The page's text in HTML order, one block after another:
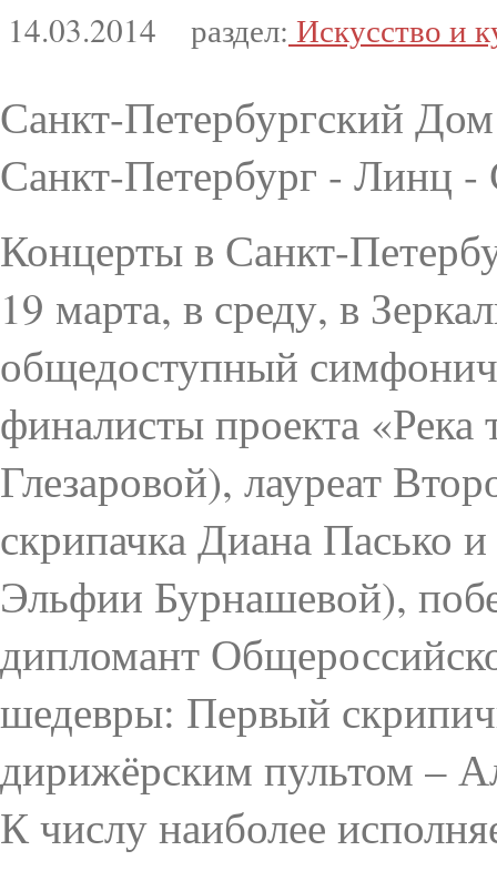
14.03.2014 раздел: Искусство и
Санкт-Петербургский
Санкт-Петербург - Линц
Концерты в Санкт-
19 марта, в среду, в
общедоступный
финалисты проекта «Река
Глезаровой), лауреат
скрипачка Диана Пасько
Эльфии Бурнашевой),
дипломант
шедевры: Первый
дирижёрским пультом –
К числу наиболее